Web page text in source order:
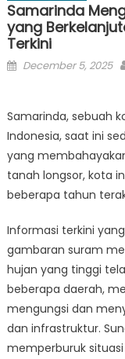
Samarinda
yang
Terkini
Posted
December 5, 2025
Samarinda, sebuah
Indonesia, saat ini
yang
tanah longsor, kota
beberapa tahun
Informasi terkini
gambaran suram
hujan yang tinggi
beberapa daerah,
mengungsi dan
dan infrastruktur.
memperburuk